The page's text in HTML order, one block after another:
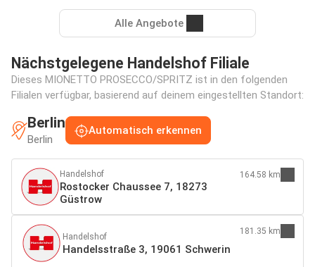
Alle Angebote
Nächstgelegene Handelshof Filiale
Dieses MIONETTO PROSECCO/SPRITZ ist in den folgenden
Filialen verfügbar, basierend auf deinem eingestellten Standort:
Berlin
Berlin
Automatisch erkennen
Handelshof
Rostocker Chaussee 7, 18273
Güstrow
164.58 km
Handelshof
Handelsstraße 3, 19061 Schwerin
181.35 km